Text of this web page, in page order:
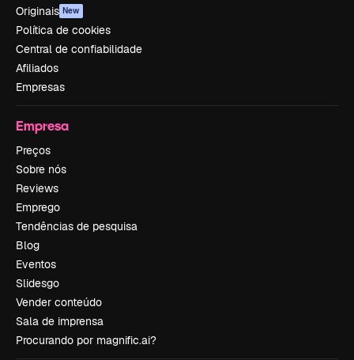
Originais New
Política de cookies
Central de confiabilidade
Afiliados
Empresas
Empresa
Preços
Sobre nós
Reviews
Emprego
Tendências de pesquisa
Blog
Eventos
Slidesgo
Vender conteúdo
Sala de imprensa
Procurando por magnific.ai?